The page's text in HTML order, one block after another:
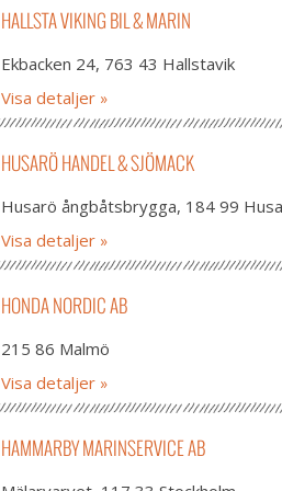
HALLSTA VIKING BIL & MARIN
Ekbacken 24, 763 43 Hallstavik
Visa detaljer
HUSARÖ HANDEL & SJÖMACK
Husarö ångbåtsbrygga, 184 99
Visa detaljer
HONDA NORDIC AB
215 86 Malmö
Visa detaljer
HAMMARBY MARINSERVICE AB